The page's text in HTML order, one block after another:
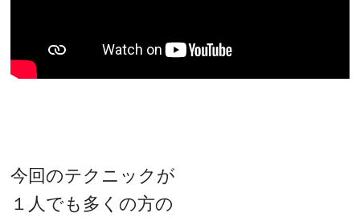
今回のテクニックが
１人でも多くの方の